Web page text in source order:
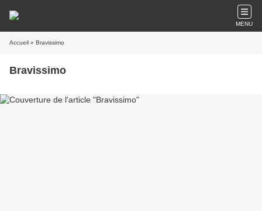
MENU
Accueil » Bravissimo
Bravissimo